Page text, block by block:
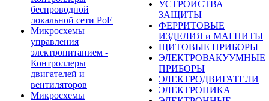
беспроводной
локальной сети PoE
Микросхемы
управления
электропитанием -
Контроллеры
двигателей и
вентиляторов
Микросхемы
УСТРОЙСТВА
ЗАЩИТЫ
ФЕРРИТОВЫЕ
ИЗДЕЛИЯ и МАГНИТЫ
ЩИТОВЫЕ ПРИБОРЫ
ЭЛЕКТРОВАКУУМНЫЕ
ПРИБОРЫ
ЭЛЕКТРОДВИГАТЕЛИ
ЭЛЕКТРОНИКА